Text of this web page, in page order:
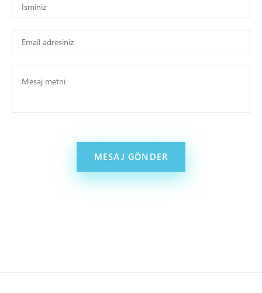
MESAJ GÖNDER